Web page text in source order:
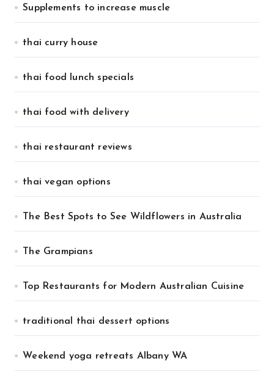
Supplements to increase muscle
thai curry house
thai food lunch specials
thai food with delivery
thai restaurant reviews
thai vegan options
The Best Spots to See Wildflowers in Australia
The Grampians
Top Restaurants for Modern Australian Cuisine
traditional thai dessert options
Weekend yoga retreats Albany WA